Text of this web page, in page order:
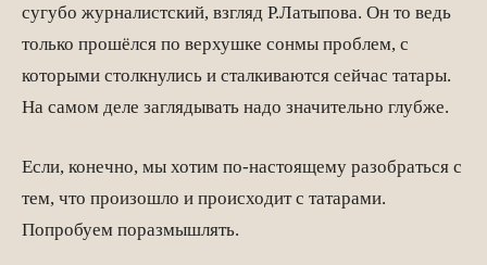
сугубо журналистский, взгляд Р.Латыпова. Он то ведь
только прошёлся по верхушке сонмы проблем, с
которыми столкнулись и сталкиваются сейчас татары.
На самом деле заглядывать надо значительно глубже.
Если, конечно, мы хотим по-настоящему разобраться с
тем, что произошло и происходит с татарами.
Попробуем поразмышлять.